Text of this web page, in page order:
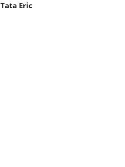
Tata Eric